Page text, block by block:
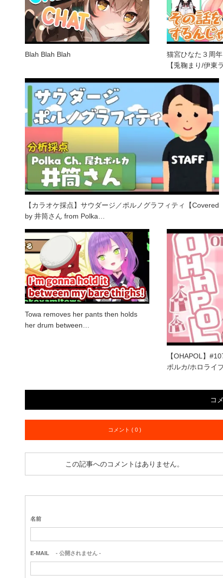
Blah Blah Blah
猫宮ひなた３周
【兎鞠まり/伊東
【カラオケ採点】サウダージ／ポルノグラフィティ【Covered
by 井筒さん from Polka…
Towa removes her pants then holds
her drum between…
【OHAPOL】
ポルカ/ホロライ
コ
コメント ( 0 )
この記事へのコメントはありません。
名前
E-MAIL - 公開されません -